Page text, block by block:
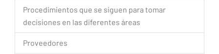
Procedimientos que se siguen para tomar
decisiones en las diferentes áreas
Proveedores